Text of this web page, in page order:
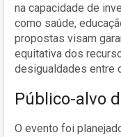
na capacidade de
como saúde,
propostas visam
equitativa dos
desigualdades entre
Público-alvo
O evento foi